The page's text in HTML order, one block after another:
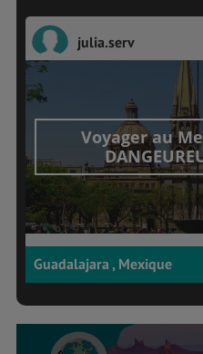
julia.serv
Voyager au
Guadalajara , Mexique